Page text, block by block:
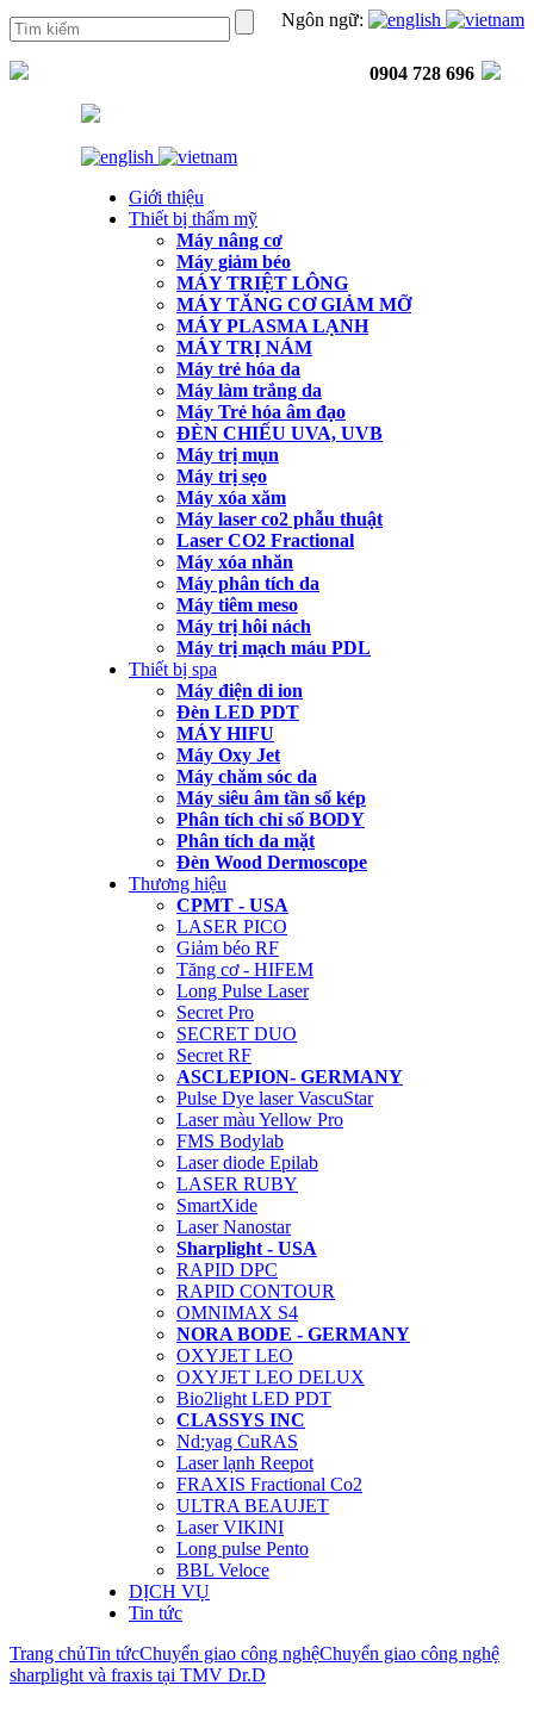
Ngôn ngữ:
0904 728 696
Giới thiệu
Thiết bị thẩm mỹ
Máy nâng cơ
Máy giảm béo
MÁY TRIỆT LÔNG
MÁY TĂNG CƠ GIẢM MỠ
MÁY PLASMA LẠNH
MÁY TRỊ NÁM
Máy trẻ hóa da
Máy làm trắng da
Máy Trẻ hóa âm đạo
ĐÈN CHIẾU UVA, UVB
Máy trị mụn
Máy trị sẹo
Máy xóa xăm
Máy laser co2 phẫu thuật
Laser CO2 Fractional
Máy xóa nhăn
Máy phân tích da
Máy tiêm meso
Máy trị hôi nách
Máy trị mạch máu PDL
Thiết bị spa
Máy điện di ion
Đèn LED PDT
MÁY HIFU
Máy Oxy Jet
Máy chăm sóc da
Máy siêu âm tần số kép
Phân tích chỉ số BODY
Phân tích da mặt
Đèn Wood Dermoscope
Thương hiệu
CPMT - USA
LASER PICO
Giảm béo RF
Tăng cơ - HIFEM
Long Pulse Laser
Secret Pro
SECRET DUO
Secret RF
ASCLEPION- GERMANY
Pulse Dye laser VascuStar
Laser màu Yellow Pro
FMS Bodylab
Laser diode Epilab
LASER RUBY
SmartXide
Laser Nanostar
Sharplight - USA
RAPID DPC
RAPID CONTOUR
OMNIMAX S4
NORA BODE - GERMANY
OXYJET LEO
OXYJET LEO DELUX
Bio2light LED PDT
CLASSYS INC
Nd:yag CuRAS
Laser lạnh Reepot
FRAXIS Fractional Co2
ULTRA BEAUJET
Laser VIKINI
Long pulse Pento
BBL Veloce
DỊCH VỤ
Tin tức
Trang chủTin tứcChuyển giao công nghệChuyển giao công nghệ
sharplight và fraxis tại TMV Dr.D